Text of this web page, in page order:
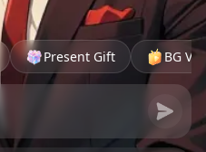
Present Gift BG